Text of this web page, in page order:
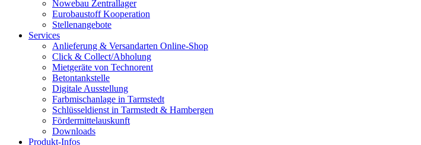
Nowebau Zentrallager
Eurobaustoff Kooperation
Stellenangebote
Services
Anlieferung & Versandarten Online-Shop
Click & Collect/Abholung
Mietgeräte von Technorent
Betontankstelle
Digitale Ausstellung
Farbmischanlage in Tarmstedt
Schlüsseldienst in Tarmstedt & Hambergen
Fördermittelauskunft
Downloads
Produkt-Infos